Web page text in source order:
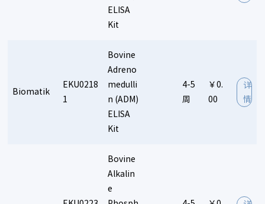
ELISA
Kit
Biomatik
EKU0218
1
Bovine
Adreno
medulli
n (ADM)
ELISA
Kit
4-5
周
￥0.
00
详
情
Bovine
Alkalin
e